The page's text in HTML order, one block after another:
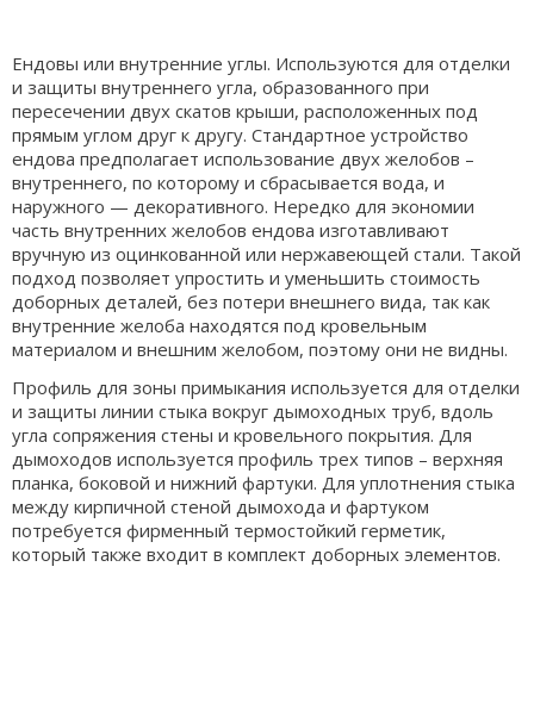
Ендовы или внутренние углы. Используются для отделки
и защиты внутреннего угла, образованного при
пересечении двух скатов крыши, расположенных под
прямым углом друг к другу. Стандартное устройство
ендова предполагает использование двух желобов –
внутреннего, по которому и сбрасывается вода, и
наружного — декоративного. Нередко для экономии
часть внутренних желобов ендова изготавливают
вручную из оцинкованной или нержавеющей стали. Такой
подход позволяет упростить и уменьшить стоимость
доборных деталей, без потери внешнего вида, так как
внутренние желоба находятся под кровельным
материалом и внешним желобом, поэтому они не видны.
Профиль для зоны примыкания используется для отделки
и защиты линии стыка вокруг дымоходных труб, вдоль
угла сопряжения стены и кровельного покрытия. Для
дымоходов используется профиль трех типов – верхняя
планка, боковой и нижний фартуки. Для уплотнения стыка
между кирпичной стеной дымохода и фартуком
потребуется фирменный термостойкий герметик,
который также входит в комплект доборных элементов.